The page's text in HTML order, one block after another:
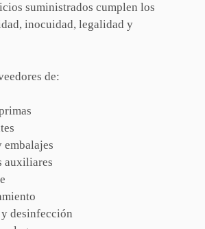
suministrados cumplen los
inocuidad, legalidad y
de:
embalajes
auxiliares
desinfección